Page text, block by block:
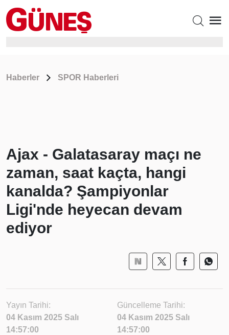
Haberler SPOR Haberleri
Ajax - Galatasaray maçı ne
zaman, saat kaçta, hangi
kanalda? Şampiyonlar
Ligi'nde heyecan devam
ediyor
Yayın Tarihi:
04 Kasım 2025 Salı
14:57:00
Güncelleme Tarihi:
04 Kasım 2025 Salı
14:57:00